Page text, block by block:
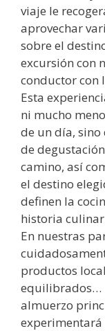
viaje le
aprovechar
sobre el
excursión con
conductor con
Esta
ni mucho
de un día,
de
camino, así
el destino
definen la
historia
En nuestras
productos
equilibrados…
almuerzo
experimentará